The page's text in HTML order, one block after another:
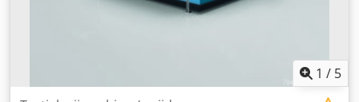
ook persoonlijk contact met ons opnemen.
1 / 5